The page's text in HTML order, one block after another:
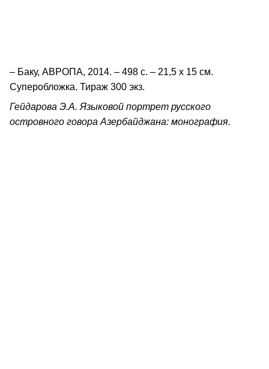
– Баку, АВРОПА, 2014. – 498 с. – 21,5 х 15 см.
Суперобложка. Тираж 300 экз.
Гейдарова Э.А. Языковой портрет русского
островного говора Азербайджана: монография.